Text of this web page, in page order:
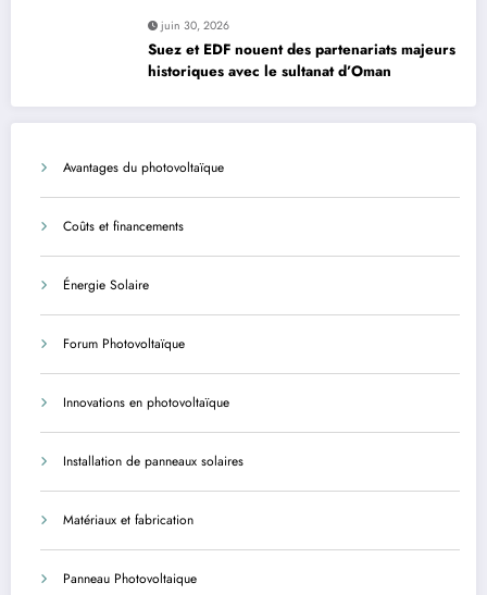
juin 30, 2026
Suez et EDF nouent des partenariats majeurs
historiques avec le sultanat d’Oman
Avantages du photovoltaïque
Coûts et financements
Énergie Solaire
Forum Photovoltaïque
Innovations en photovoltaïque
Installation de panneaux solaires
Matériaux et fabrication
Panneau Photovoltaique